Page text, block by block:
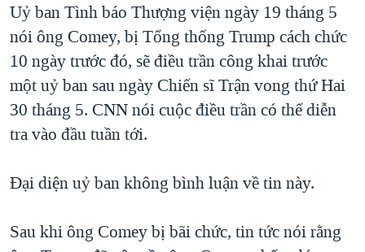
Uỷ ban Tình báo Thượng viện ngày 19 tháng 5
nói ông Comey, bị Tổng thống Trump cách chức
10 ngày trước đó, sẽ điều trần công khai trước
một uỷ ban sau ngày Chiến sĩ Trận vong thứ Hai
30 tháng 5. CNN nói cuộc điều trần có thể diễn
tra vào đầu tuần tới.
Đại diện uỷ ban không bình luận về tin này.
Sau khi ông Comey bị bãi chức, tin tức nói rằng